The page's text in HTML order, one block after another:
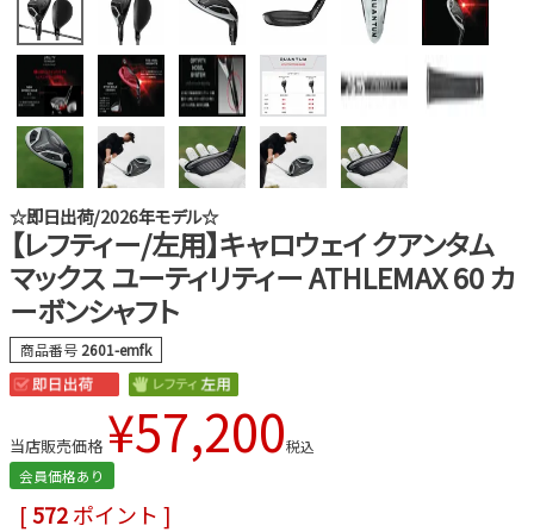
☆即日出荷/2026年モデル☆
【レフティー/左用】キャロウェイ クアンタム
マックス ユーティリティー ATHLEMAX 60 カ
ーボンシャフト
商品番号 2601-emfk
当店販売価格 ¥57,200税込
会員価格あり
[572ポイント ]